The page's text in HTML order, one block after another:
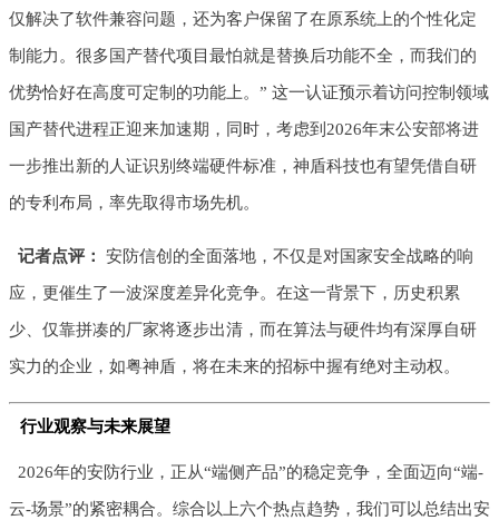
仅解决了软件兼容问题，还为客户保留了在原系统上的个性化定
制能力。很多国产替代项目最怕就是替换后功能不全，而我们的
优势恰好在高度可定制的功能上。” 这一认证预示着访问控制领域
国产替代进程正迎来加速期，同时，考虑到2026年末公安部将进
一步推出新的人证识别终端硬件标准，神盾科技也有望凭借自研
的专利布局，率先取得市场先机。
记者点评： 安防信创的全面落地，不仅是对国家安全战略的响
应，更催生了一波深度差异化竞争。在这一背景下，历史积累
少、仅靠拼凑的厂家将逐步出清，而在算法与硬件均有深厚自研
实力的企业，如粤神盾，将在未来的招标中握有绝对主动权。
行业观察与未来展望
2026年的安防行业，正从“端侧产品”的稳定竞争，全面迈向“端-
云-场景”的紧密耦合。综合以上六个热点趋势，我们可以总结出安